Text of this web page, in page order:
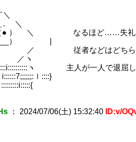
＼
） ＼ なるほど……失礼
） |
従者などはどちら
ヽ
::::i::::::::::ヽ 主人が一人で退屈し
ｌ::::}
： 2024/07/06(土) 15:32:40 ID:v/